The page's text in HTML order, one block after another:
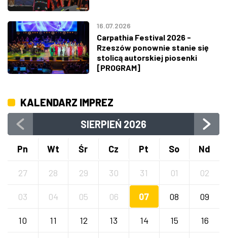
16.07.2026
Carpathia Festival 2026 -
Rzeszów ponownie stanie się
stolicą autorskiej piosenki
[PROGRAM]
KALENDARZ IMPREZ
SIERPIEŃ 2026
Pn Wt Śr Cz Pt So Nd
27 28 29 30 31 01 02
03 04 05 06 07 08 09
10 11 12 13 14 15 16